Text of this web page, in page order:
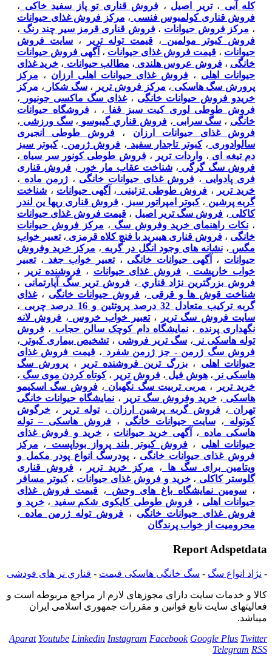
کله آبی ،تریر اصیل ، فروش قناری تو پاز سفید خاکی ،
فروش قناری کولمبوس فنسی ، مرکز فروش غذای حیوانات
، مرکز فروش حیوانات ،فروش قناری قرمز سیر چند رنگ ،
فروش کبوتر مولمین
،قیمت توله تریر ، سایت فروش
حیوانات ، قیمت فروش غذای حیوانات ، آگهی فروش حیوانات
خانگی ،فروش عروس هلندی ، مطالب حیوانات ، خرید غذای
حیوانات اهلی ، فروش غذای حیوانات اهلی ارزان ، مرکز
پرورش سگ هاسکی ، مرکز فروش تریر ،سگ شکار ، مرکز
خریدو فروش حیوانات خانگی ،غذای سگ ماکسی جونیور
،
فروش طوطی لوری کیت سبز قفا ، ،فروشگاه حیوانات
خانگی ، سگ سرابی ،فروش قناري گيبوسو ،سگ ورزشی ،
فروش غذای حیوانات ارزان ، فروش طوطی انجیری
سالوادوری ،کبوتر تاجدار سفید ، فروش ژرمن ،کبوتر سبز
دم تیغه ای ،واردات تریر ،فروش طوطی کونور سر سیاه ،
فروش سگ گرگی ،شناخت عقاب مار خور ، فروش قناری
فری پادوایی ، فروش غذای حیوانات خانگی ، ژرمن ماده ،
خرید تریر
، فروش طوطی تزئینی ، آگهی حیوانات ، شناخت
گربه پرشین ،کبوتر امپراتور سبز ، فروش قناری ریها ین لندر
کاکلی ، فروش سگ تریر اصیل ،قیمت فروش غذای حیوانات
،نکات راهنمای خرید وفروش سگ ، مرکز فروش حیوانات
خانگی ، فروش قناری هیبرید با فنچ کلاه قرمزی ،تعبیر خواب
مگس ،نشانه های وجود انگل در گربه ، مرکز خرید وفروش
حیوانات ، آگهی حیوانات خانگی ،تعبیر خواب جغد ،تعبیر
خواب خارپشت ، فروش غذای حیوانات ، فروشنده تریر
،
فروش بزرگترين نژاد قناري ، فروش تریر سگ آپارتمانی ،
شناخت قوش ها و قرقی ، فروش حیوانات خانگی ،غذای
گربه ترکیب متعادل 32 درصد پروتئین و 16 درصد چربی
،
سایت فروش سگ تریر
،تعبیر خواب خروس ، فروش لانه
نگهداری پرنده ، نمایشگاه دام کوچک سالن حجاب ، فروش
توله هاسکی نر
، سگ تریر فروشی ،تشخیص بیماری کبوتر
،
فروش سگ ژرمن - جز ژرمن شفرد ،قیمت فروش غذای
حیوانات اهلی ،بزرگ ترین فروشنده تریر ، پرورش سگ
هاسکی نر ،هوش فیل ،فروش تریر ،کوتاه کردن موی سگ ،
خرید تریر
، مربی تربیت سگ نگهبان ،فروش سگ اسکیمو
هاسکی ،خرید وفروش سگ تریر ، نمایشگاه حیوانات خانگی
تهران ، فروش گربه پرشین ارزان ،توله تریر ، خرگوش
کوتوله
،سایت حیوانات خانگی ،فروش هاسکی – توله
هاسکی ماده ، آگهی خرید حیوانات ، خرید و فروش غذای
حیوانات اهلی ، فروش کبوتر بلند پرواز بوداپست ، مرکز
فروش غذای حیوانات خانگی ، پودرسگ انواع پودر مکمل و
ویتامین برای سگ ها
، مرکز خرید تریر ،فروش قناری
گلوستر کاکلی ،خرید و فروش غذای حیوانات ،کبوتر مسافر
، سومین نمایشگاه باغ های وحش ، قیمت فروش غذای
حیوانات اهلی ، فروش طوطی کایکوی شکم سفید ،خرید و
فروش غذای حیوانات خانگی ، فروش توله ژرمن ماده ،
محرومیت از خواب پرندگان
Report Adspetdata
- نژاد انواع سگ - سگ خانگی هاسکی قیمت - قناري نر هاى فودشى
كالا و خدمات سایت دارای مجوزهای لازم از مراجع مربوطه است و
فعاليتهای سايت تابع قوانين و مقررات جمهوری اسلامی ايران
میباشد.
Aparat Youtube Linkedin Instagram Facebook Google Plus Twitter
Telegram RSS